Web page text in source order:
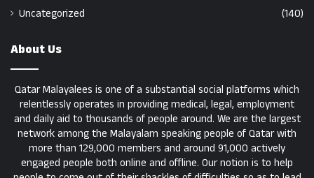
Uncategorized
(140)
About Us
Qatar Malayalees is one of a substantial social platforms which
relentlessly operates in providing medical, legal, employment
and daily aid to thousands of people around. We are the largest
network among the Malayalam speaking people of Qatar with
more than 129,000 members and around 91,000 actively
engaged people both online and offline. Our notion is to help